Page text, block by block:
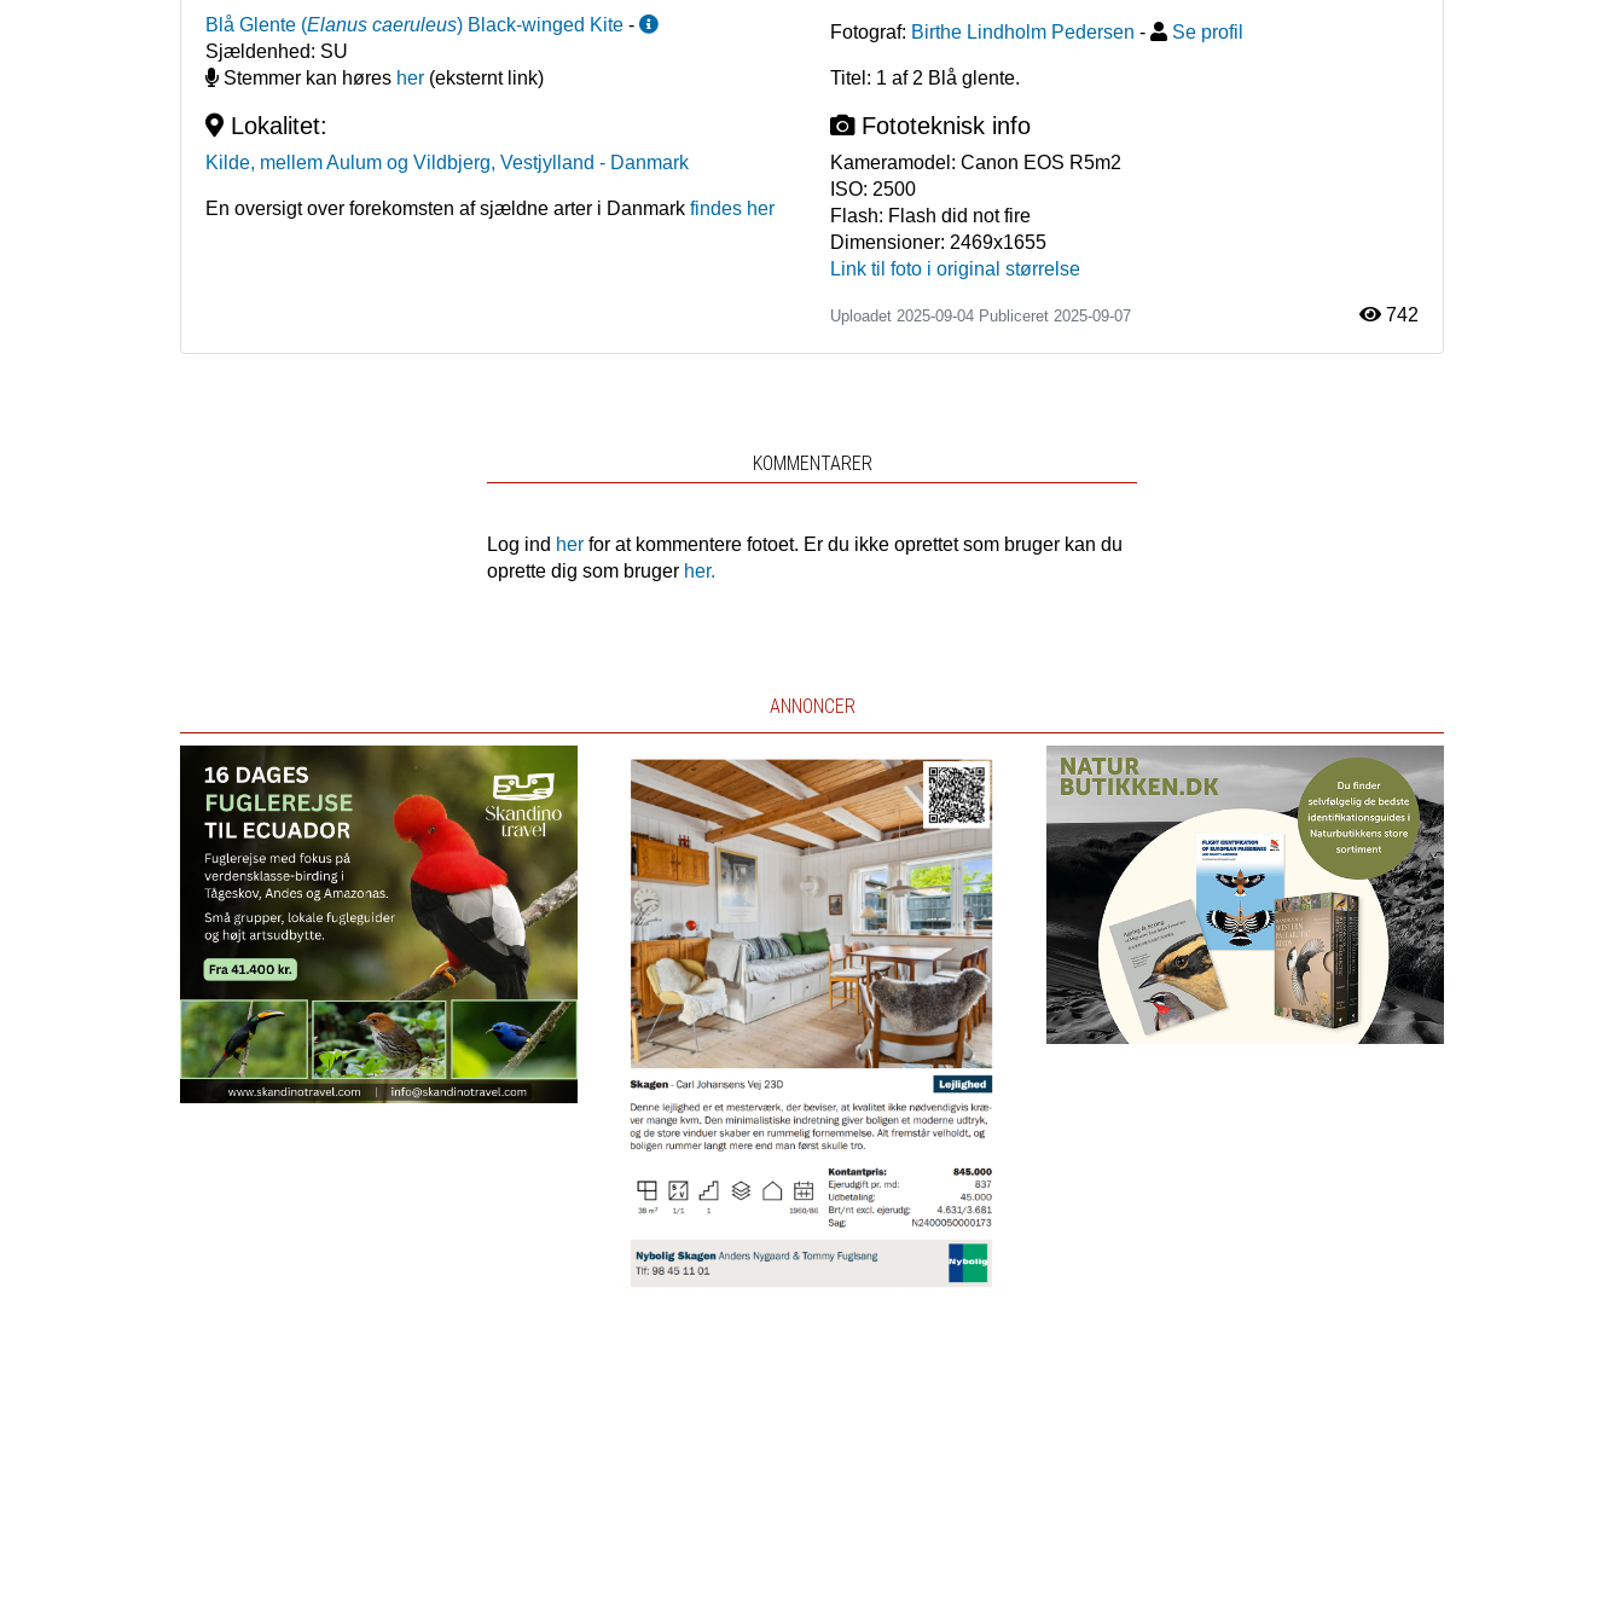
Blå Glente (Elanus caeruleus) Black-winged Kite -
Sjældenhed: SU
Stemmer kan høres her (eksternt link)
Lokalitet:
Kilde, mellem Aulum og Vildbjerg, Vestjylland - Danmark
En oversigt over forekomsten af sjældne arter i Danmark findes her
Fotograf: Birthe Lindholm Pedersen - Se profil
Titel: 1 af 2 Blå glente.
Fototeknisk info
Kameramodel: Canon EOS R5m2
ISO: 2500
Flash: Flash did not fire
Dimensioner: 2469x1655
Link til foto i original størrelse
Uploadet 2025-09-04 Publiceret 2025-09-07 742
KOMMENTARER
Log ind her for at kommentere fotoet. Er du ikke oprettet som bruger kan du
oprette dig som bruger her.
ANNONCER